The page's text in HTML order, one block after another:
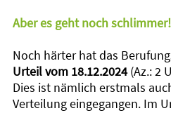
Aber es geht noch schlimmer!
Noch härter hat das
Urteil vom 18.12.2024(Az.: 2
Dies ist nämlich erstmals
Verteilung eingegangen. Im